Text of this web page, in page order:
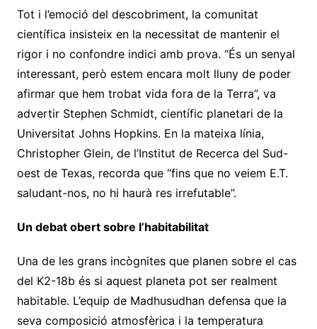
Tot i l’emoció del descobriment, la comunitat
científica insisteix en la necessitat de mantenir el
rigor i no confondre indici amb prova. “És un senyal
interessant, però estem encara molt lluny de poder
afirmar que hem trobat vida fora de la Terra”, va
advertir Stephen Schmidt, científic planetari de la
Universitat Johns Hopkins. En la mateixa línia,
Christopher Glein, de l’Institut de Recerca del Sud-
oest de Texas, recorda que “fins que no veiem E.T.
saludant-nos, no hi haurà res irrefutable”.
Un debat obert sobre l’habitabilitat
Una de les grans incògnites que planen sobre el cas
del K2-18b és si aquest planeta pot ser realment
habitable. L’equip de Madhusudhan defensa que la
seva composició atmosfèrica i la temperatura